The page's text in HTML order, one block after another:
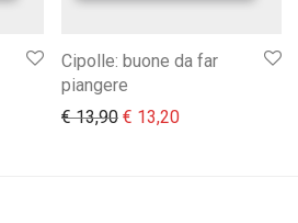
era: € 13,90.
è: € 6,90.
Cipolle: buone da far
piangere
€13,90 Il prezzo originale era:
€ 13,20Il prezzo